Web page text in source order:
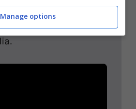
durante la
di
Manage options